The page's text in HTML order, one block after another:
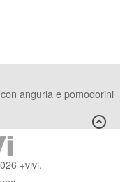
anguria e pomodorini
+vivi.